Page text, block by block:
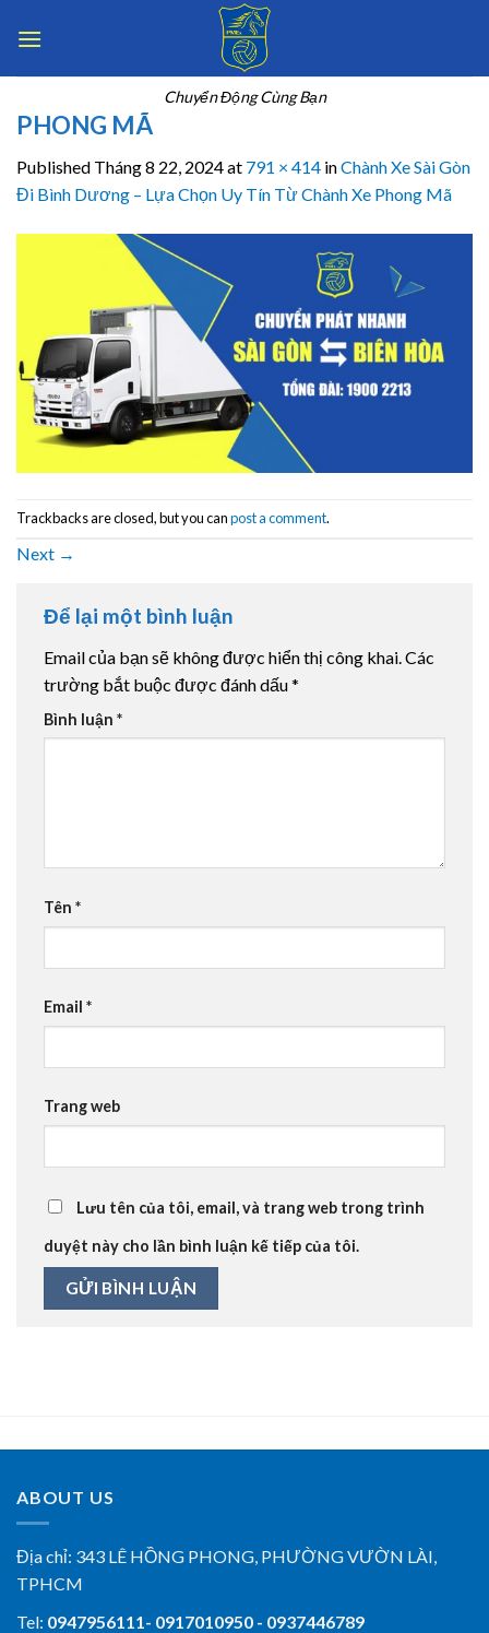
Chuyển Động Cùng Bạn
PHONG MÃ
Published Tháng 8 22, 2024at 791 × 414 inChành Xe Sài Gòn
Đi Bình Dương – Lựa Chọn Uy Tín Từ Chành Xe Phong Mã
Trackbacks are closed, but you canpost a comment.
Next →
Để lại một bình luận
Email của bạn sẽ không được hiển thị công khai. Các
trường bắt buộc được đánh dấu*
Bình luận *
Tên *
Email *
Trang web
Lưu tên của tôi, email, và trang web trong trình
duyệt này cho lần bình luận kế tiếp của tôi.
ABOUT US
Địa chỉ: 343 LÊ HỒNG PHONG, PHƯỜNG VƯỜN LÀI,
TPHCM
Tel: 0947956111- 0917010950 - 0937446789